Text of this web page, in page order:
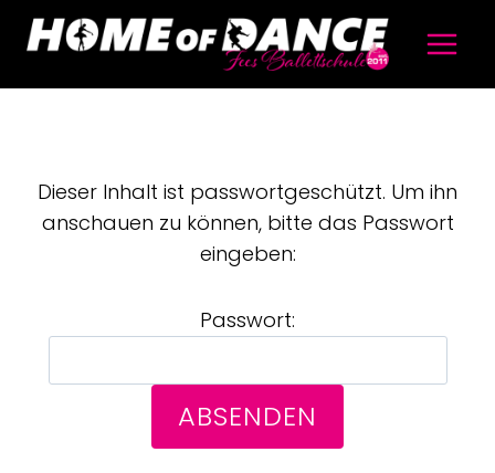
Dieser Inhalt ist passwortgeschützt. Um ihn
anschauen zu können, bitte das Passwort
eingeben:
Passwort: